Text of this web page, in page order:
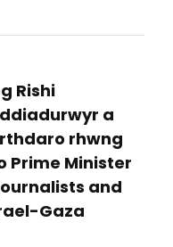
Rishi
a
rhwng
Prime Minister
and
Gaza